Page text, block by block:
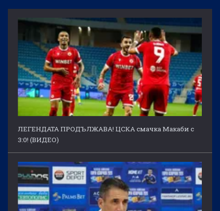
ЛЕГЕНДАТА ПРОДЪЛЖАВА! ЦСКА смачка Макаби с
3:0! (ВИДЕО)